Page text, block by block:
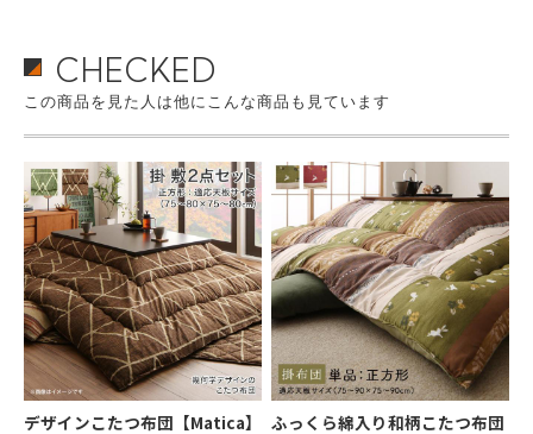
CHECKED
この商品を見た人は他にこんな商品も見ています
デザインこたつ布団【Matica】
ふっくら綿入り和柄こたつ布団